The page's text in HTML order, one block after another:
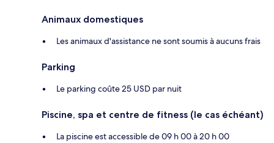
Animaux domestiques
Les animaux d'assistance ne sont soumis à aucuns frais
Parking
Le parking coûte 25 USD par nuit
Piscine, spa et centre de fitness (le cas échéant)
La piscine est accessible de 09 h 00 à 20 h 00